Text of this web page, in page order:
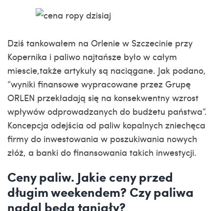
Dziś tankowałem na Orlenie w Szczecinie przy
Kopernika i paliwo najtańsze było w całym
miescie,także artykuły są naciągane. Jak podano,
“wyniki finansowe wypracowane przez Grupę
ORLEN przekładają się na konsekwentny wzrost
wpływów odprowadzanych do budżetu państwa”.
Koncepcja odejścia od paliw kopalnych zniechęca
firmy do inwestowania w poszukiwania nowych
złóż, a banki do finansowania takich inwestycji.
Ceny paliw. Jakie ceny przed
długim weekendem? Czy paliwa
nadal będą taniały?